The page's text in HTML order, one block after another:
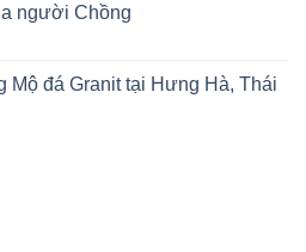
người Chồng
Mộ đá Granit tại Hưng Hà, Thái